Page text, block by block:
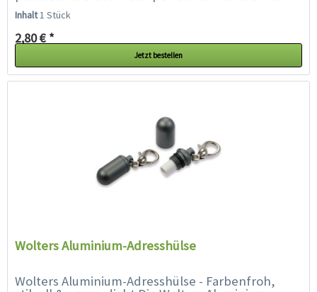
Stil. Ob Prinz oder Prinzessin,...
Inhalt1 Stück
2,80 € *
Jetzt bestellen
Wolters Aluminium-Adresshülse
Wolters Aluminium-Adresshülse - Farbenfroh,